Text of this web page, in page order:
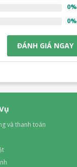
0%
0%
ĐÁNH GIÁ NGAY
và thanh toán